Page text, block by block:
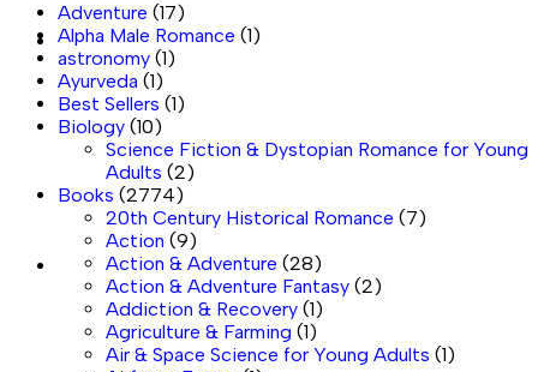
Sale
Sale
Adventure (17)
Alpha Male Romance (1)
astronomy (1)
Ayurveda (1)
Best Sellers (1)
Biology (10)
Science Fiction & Dystopian Romance for Young
Adults (2)
Books (2774)
20th Century Historical Romance (7)
Action (9)
Action & Adventure (28)
Action & Adventure Fantasy (2)
Addiction & Recovery (1)
Agriculture & Farming (1)
Air & Space Science for Young Adults (1)